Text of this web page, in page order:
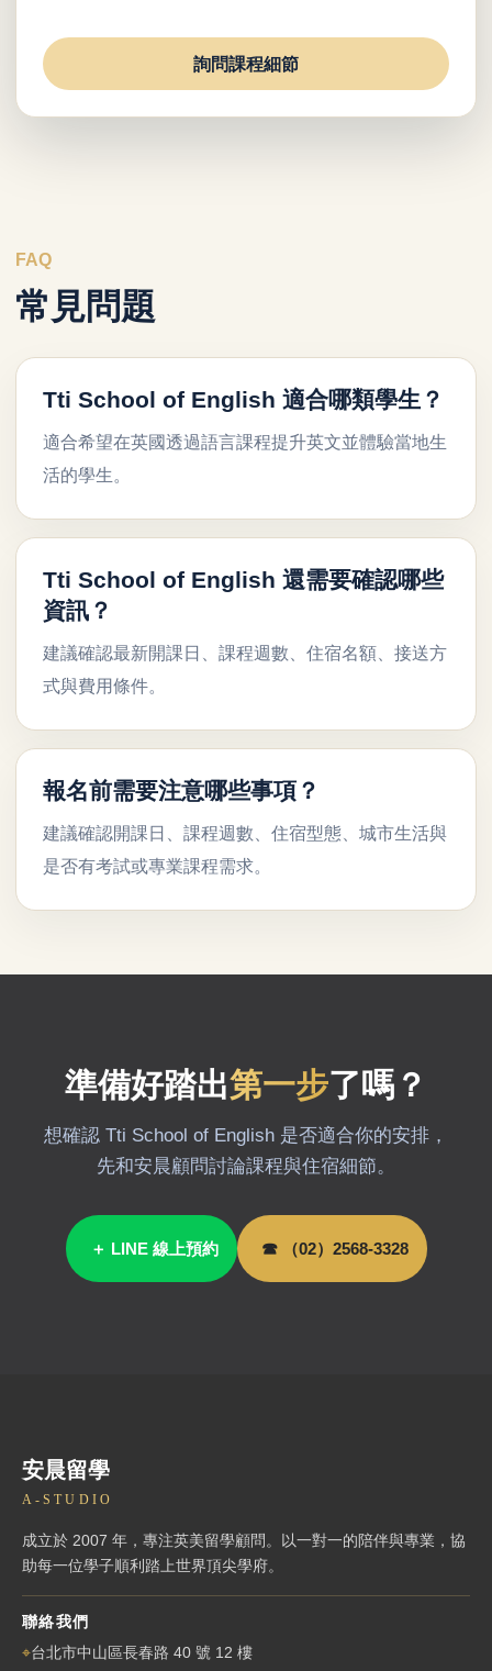
詢問課程細節
FAQ
常見問題
Tti School of English 適合哪類學生？
適合希望在英國透過語言課程提升英文並體驗當地生
活的學生。
Tti School of English 還需要確認哪些
資訊？
建議確認最新開課日、課程週數、住宿名額、接送方
式與費用條件。
報名前需要注意哪些事項？
建議確認開課日、課程週數、住宿型態、城市生活與
是否有考試或專業課程需求。
準備好踏出第一步了嗎？
想確認 Tti School of English 是否適合你的安排，
先和安晨顧問討論課程與住宿細節。
＋ LINE 線上預約 ☎ （02）2568-3328
安晨留學
A-STUDIO
成立於 2007 年，專注英美留學顧問。以一對一的陪伴與專業，協
助每一位學子順利踏上世界頂尖學府。
聯絡我們
⌖台北市中山區長春路 40 號 12 樓